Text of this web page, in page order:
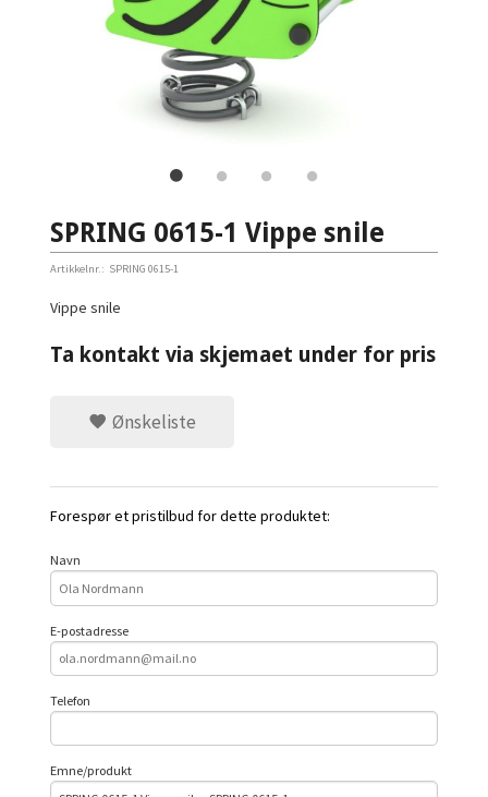
SPRING 0615-1 Vippe snile
Artikkelnr.: SPRING 0615-1
Vippe snile
Ta kontakt via skjemaet under for pris
Ønskeliste
Forespør et pristilbud for dette produktet:
Navn
E-postadresse
Telefon
Emne/produkt